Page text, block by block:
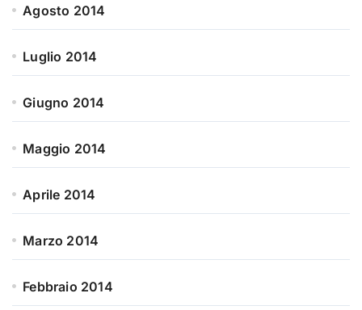
Agosto 2014
Luglio 2014
Giugno 2014
Maggio 2014
Aprile 2014
Marzo 2014
Febbraio 2014